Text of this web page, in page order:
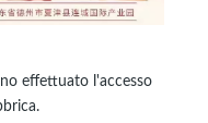
effettuato l'accesso